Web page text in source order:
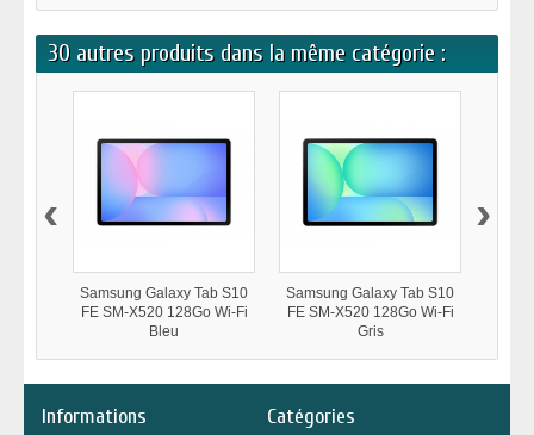
30 autres produits dans la même catégorie :
Samsung Galaxy Tab S10
FE SM-X520 128Go Wi-Fi
Bleu
Samsung Galaxy Tab S10
FE SM-X520 128Go Wi-Fi
Gris
‹ ›
Informations Catégories